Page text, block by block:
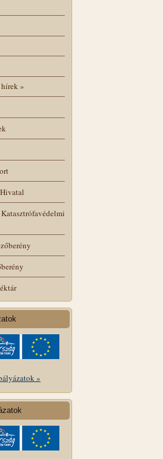
»
»